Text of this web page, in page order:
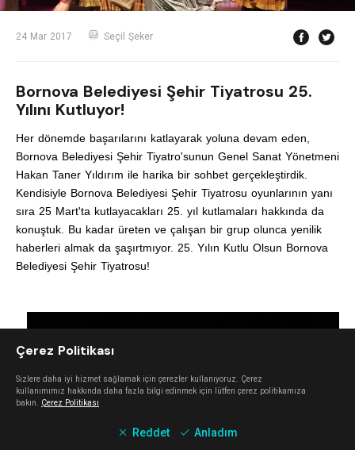
24 Mar 2017 Seçil Şeker
Bornova Belediyesi Şehir Tiyatrosu 25.
Yılını Kutluyor!
Her dönemde başarılarını katlayarak yoluna devam eden,
Bornova Belediyesi Şehir Tiyatro'sunun Genel Sanat Yönetmeni
Hakan Taner Yıldırım ile harika bir sohbet gerçekleştirdik.
Kendisiyle Bornova Belediyesi Şehir Tiyatrosu oyunlarının yanı
sıra 25 Mart'ta kutlayacakları 25. yıl kutlamaları hakkında da
konuştuk. Bu kadar üreten ve çalışan bir grup olunca yenilik
haberleri almak da şaşırtmıyor. 25. Yılın Kutlu Olsun Bornova
Belediyesi Şehir Tiyatrosu!
Çerez Politikası
Sizlere daha iyi hizmet sağlamak için çerezler kullanıyoruz. Çerez
kullanımımız hakkında daha fazla bilgi edinmek için lütfen çerez politikamıza
bakın. Çerez Politikası
Reddet Anladım